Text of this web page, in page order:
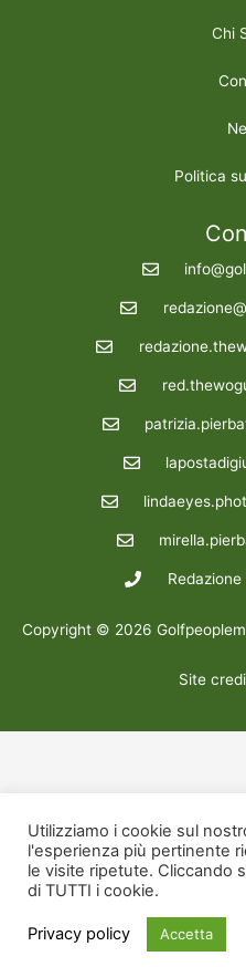
Chi
Politica
Copyright © 2026
Site
Utilizziamo i cookie sul
l'esperienza più pertinente
le visite ripetute. Cliccando
di TUTTI i cookie.
Privacy policy Accetta